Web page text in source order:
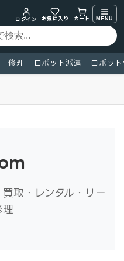
ログイン
お気に入り カート MENU
修理 ロボット派遣 ロボッ
取・レンタル・リー
理